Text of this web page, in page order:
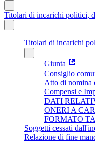
Titolari di incarichi politici,
Titolari di incarichi
Giunta
Consiglio
Atto di nomina
Compensi e
DATI
ONERI A
FORMATO
Soggetti cessati
Relazione di fine